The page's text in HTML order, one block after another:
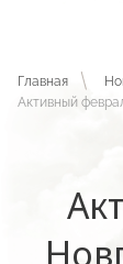
Главная
Активный